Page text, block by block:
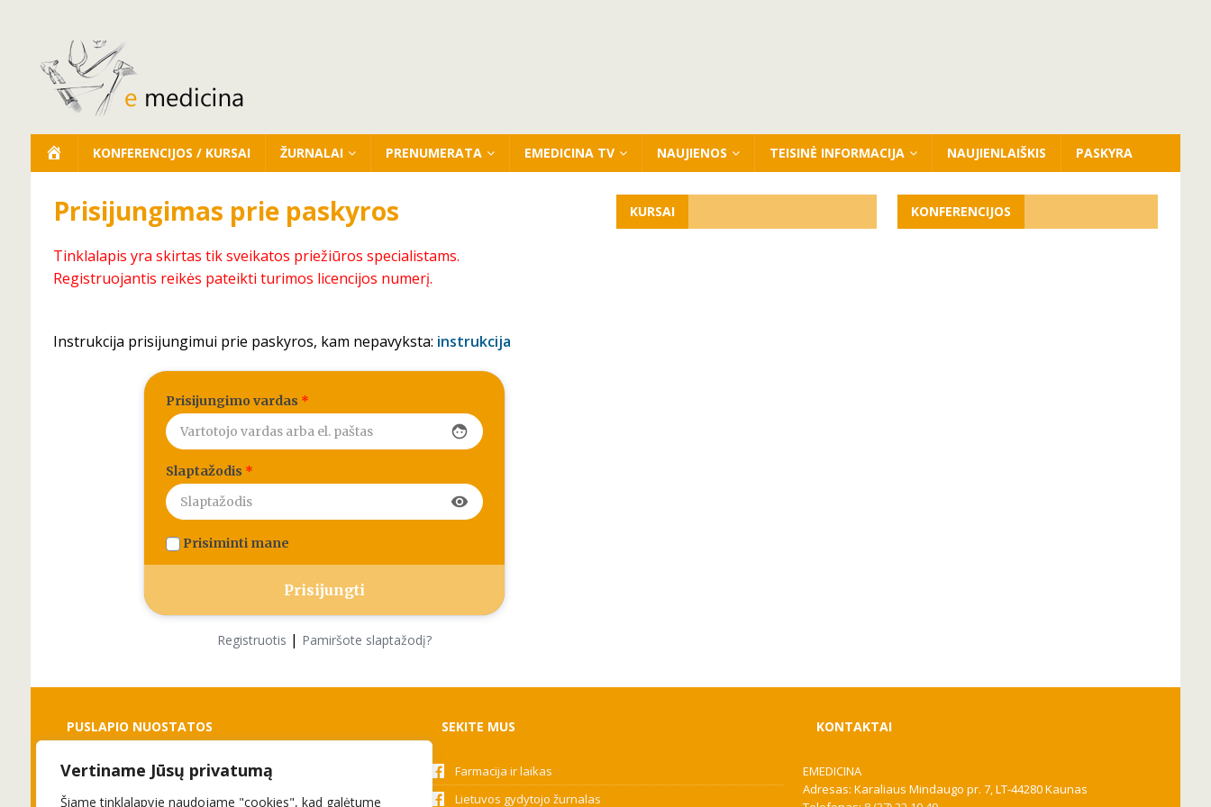
Vertiname Jūsų privatumą
Šiame tinklalapyje naudojame "cookies", kad galėtume
KONFERENCIJOS / KURSAI ŽURNALAI PRENUMERATA EMEDICINA TV NAUJIENOS TEISINĖ INFORMACIJA NAUJIENLAIŠKIS PASKYRA
Prisijungimas prie paskyros
Tinklalapis yra skirtas tik sveikatos priežiūros specialistams.
Registruojantis reikės pateikti turimos licencijos numerį.
Instrukcija prisijungimui prie paskyros, kam nepavyksta: instrukcija
Prisijungimo vardas *
face
Slaptažodis *
visibility
Prisiminti mane
Registruotis | Pamiršote slaptažodį?
KURSAI KONFERENCIJOS
PUSLAPIO NUOSTATOS
Slapukai
Privatumo politika
SEKITE MUS
Farmacija ir laikas
Lietuvos gydytojo žurnalas
KONTAKTAI
EMEDICINA
Adresas: Karaliaus Mindaugo pr. 7, LT-44280 Kaunas